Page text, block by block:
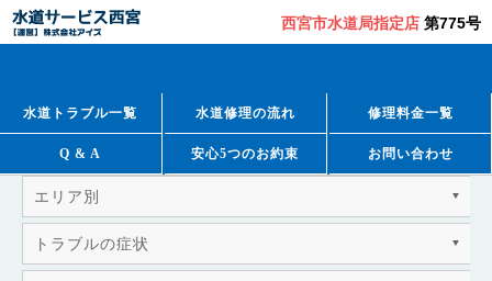
西宮市水道局指定店 第775号
水道トラブル一覧 水道修理の流れ 修理料金一覧
Q & A 安心5つのお約束 お問い合わせ
エリア別
トラブルの症状